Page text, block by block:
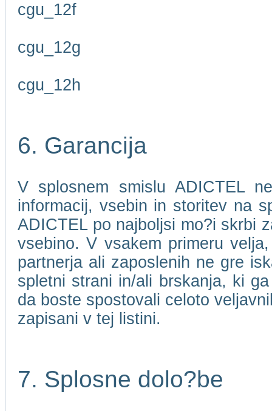
cgu_12f
cgu_12g
cgu_12h
6. Garancija
V splosnem smislu ADICTEL
informacij, vsebin in storitev na
ADICTEL po najboljsi mo?i skrbi
vsebino. V vsakem primeru
partnerja ali zaposlenih ne gre
spletni strani in/ali brskanja, ki
da boste spostovali celoto
zapisani v tej listini.
7. Splosne dolo?be